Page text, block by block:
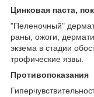
Цинковая паста,
"Пеленочный"
раны, ожоги,
экзема в стадии
трофические язвы.
Противопоказания